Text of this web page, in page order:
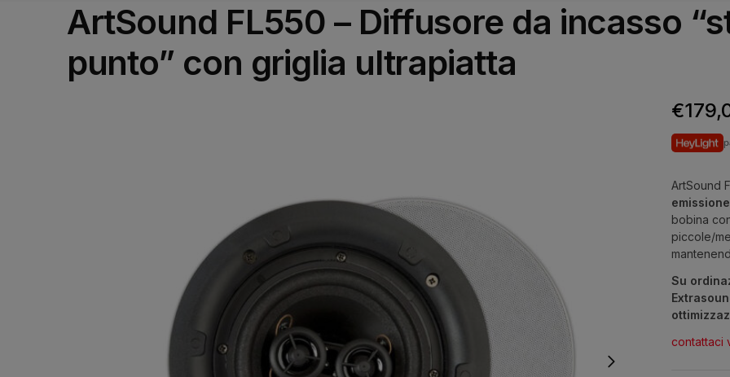
ArtSound FL550 – Diffusore da incasso
punto” con griglia ultrapiatta
€
ArtSound
bobina
piccole/
Su
contattaci